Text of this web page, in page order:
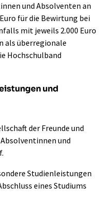
und Absolventen an
für die Bewirtung bei
mit jeweils 2.000 Euro
als überregionale
Hochschulband
und
der Freunde und
und
Studienleistungen
eines Studiums